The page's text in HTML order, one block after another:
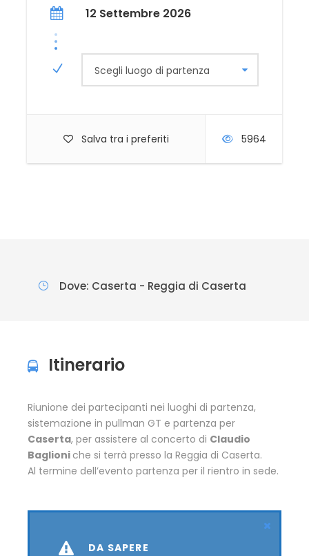
12 Settembre 2026
Scegli luogo di partenza
Salva tra i preferiti 5964
Dove: Caserta - Reggia di Caserta
Itinerario
Riunione dei partecipanti nei luoghi di partenza,
sistemazione in pullman GT e partenza per
Caserta, per assistere al concerto di Claudio
Baglioni che si terrà presso la Reggia di Caserta.
Al termine dell’evento partenza per il rientro in sede.
DA SAPERE